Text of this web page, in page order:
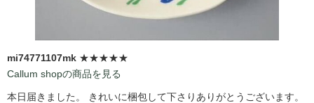
mi74771107mk ★★★★★
Callum shopの商品を見る
本日届きました。 きれいに梱包して下さりありがとうございます。